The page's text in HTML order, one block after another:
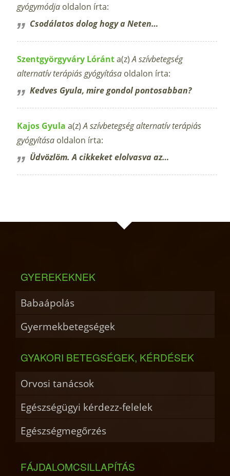
gyógymódja oldalon írta:
Csodálatos dolog hogy a Neten…
Szentgyörgyváry Lóránta(z)A szívbetegség
alternatív terápiás gyógyítása oldalon írta:
Kedves Gyula, mire gondol pontosabban?
Kajos Gyula a(z)A szívbetegség alternatív terápiás
gyógyítása oldalon írta:
Üdvözlöm. A cikkeket elolvasva az…
GYEREKEKNEK
Babaápolás
Gyermekbetegségek
GYAKORI BETEGSÉGEK, KÉRDÉSEK
Orvosi tanácsok
Egészségügyi kérdezz-felelek
Egészségmegőrzés
FÁJDALOMCSILLAPÍTÁS